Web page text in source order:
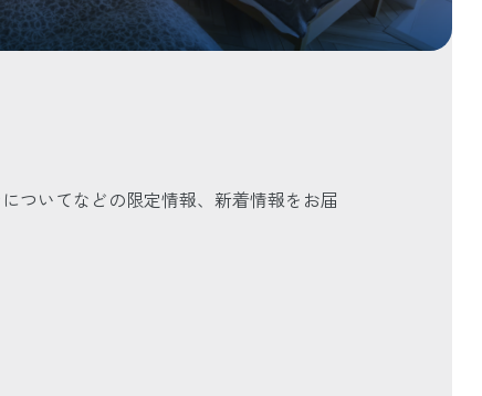
ついてなどの限定情報、新着情報をお届